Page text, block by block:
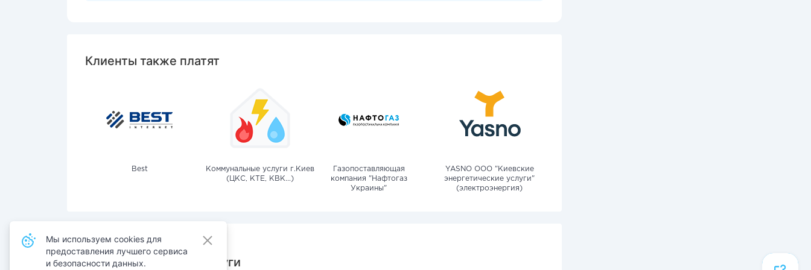
Клиенты также платят
Best
Коммунальные услуги г.Киев
(ЦКС, КТЕ, КВК...)
Газопоставляющая
компания "Нафтогаз
Украины"
YASNO OOO "Киевские
энергетические услуги"
(электроэнергия)
Также оплачивают услуги
Мы используем cookies для
предоставления лучшего сервиса
и безопасности данных.